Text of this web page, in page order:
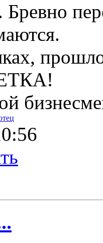
Бревно